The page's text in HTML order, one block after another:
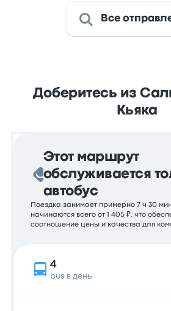
Все
Доберитесь из
Кьяка
Этот маршрут
обслуживается
автобус
Поездка занимает примерно 7 ч 30
начинаются всего от 1 405 ₽, что
соотношение цены и качества для
4
bus в день